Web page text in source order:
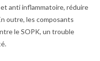
anti inflammatoire, réduire
outre, les composants
le SOPK, un trouble